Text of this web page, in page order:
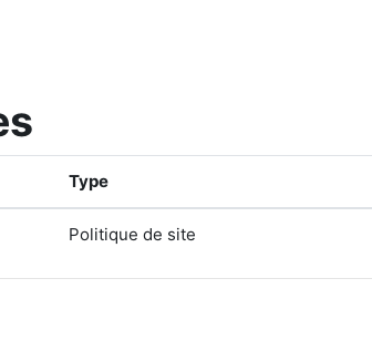
Type
Politique de site